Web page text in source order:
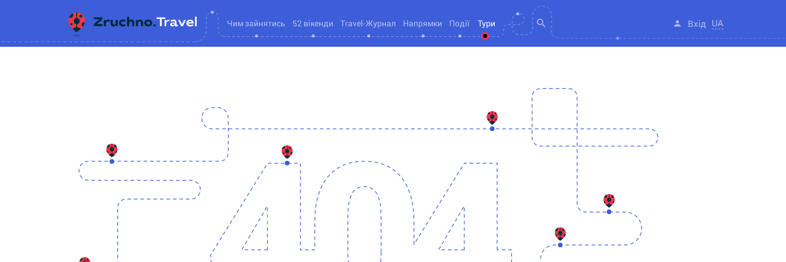
Чим зайнятись 52 вікенди Travel-Журнал Напрямки Події Тури Вхід UA